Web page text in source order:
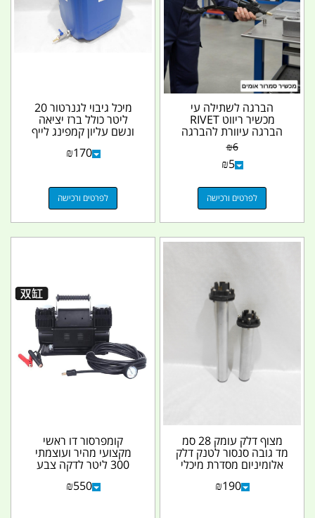
הברגה לשתילה עי
מכשיר ריווט RIVET
הברגה עיוורת להברגה
10 M המחיר ליחידה
אחת...
₪6
₪5
לפרטים ורכישה
מיכל גיבוי לגנרטור 20
ליטר כולל ברז יציאה
ונשם עליון קמפינג לייף
₪170
לפרטים ורכישה
מצוף דלק עומק 28 סמ
מד גובה סנסור לטנק דלק
אלומיניום מסדרת מיכלי
₪190
קומפרסור דו ראשי
מקצועי מהיר ועוצמתי
300 ליטר לדקה צבע
שחור קמפינג לייף
₪550